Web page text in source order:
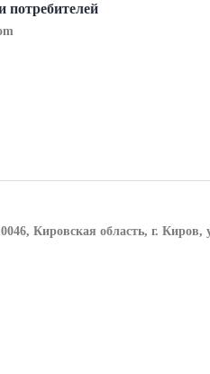
потребителей
Кировская область, г.